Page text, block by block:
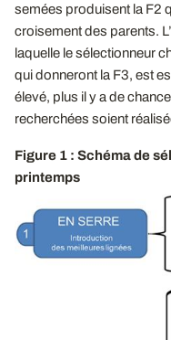
semées produisent la F2
croisement des parents.
laquelle le sélectionneur
qui donneront la F3, est
élevé, plus il y a de
recherchées soient
Figure 1 : Schéma de
printemps